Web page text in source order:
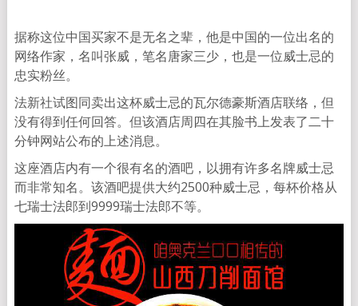
据称这位中国买家不是无名之辈，他是中国的一位出名的
网络作家，名叫张威，笔名唐家三少，也是一位威士忌的
忠实粉丝。
法新社试图同卖出这杯威士忌的瓦尔德豪斯酒店联络，但
没有得到任何回答。但该酒店周四在其脸书上发表了二十
分钟网站公布的上述消息。
这座酒店内有一个很有名的酒吧，以拥有许多名牌威士忌
而非常知名。该酒吧提供大约2500种威士忌，每杯价格从
七瑞士法郎到9999瑞士法郎不等。